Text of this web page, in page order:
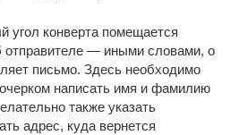
угол конверта помещается
отправителе — иными словами, о
письмо. Здесь необходимо
написать имя и фамилию
также указать
адрес, куда вернется